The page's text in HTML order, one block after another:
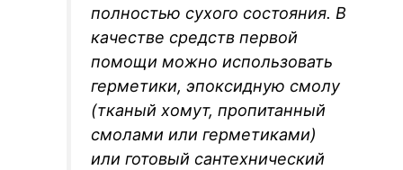
полностью сухого состояния. В
качестве средств первой
помощи можно использовать
герметики, эпоксидную смолу
(тканый хомут, пропитанный
смолами или герметиками)
или готовый сантехнический